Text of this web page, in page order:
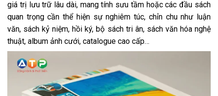
giá trị lưu trữ lâu dài, mang tính sưu tầm hoặc các đầu sách
quan trọng cần thể hiện sự nghiêm túc, chỉn chu như luận
văn, sách kỷ niệm, hồi ký, bộ sách tri ân, sách văn hóa nghệ
thuật, album ảnh cưới, catalogue cao cấp…